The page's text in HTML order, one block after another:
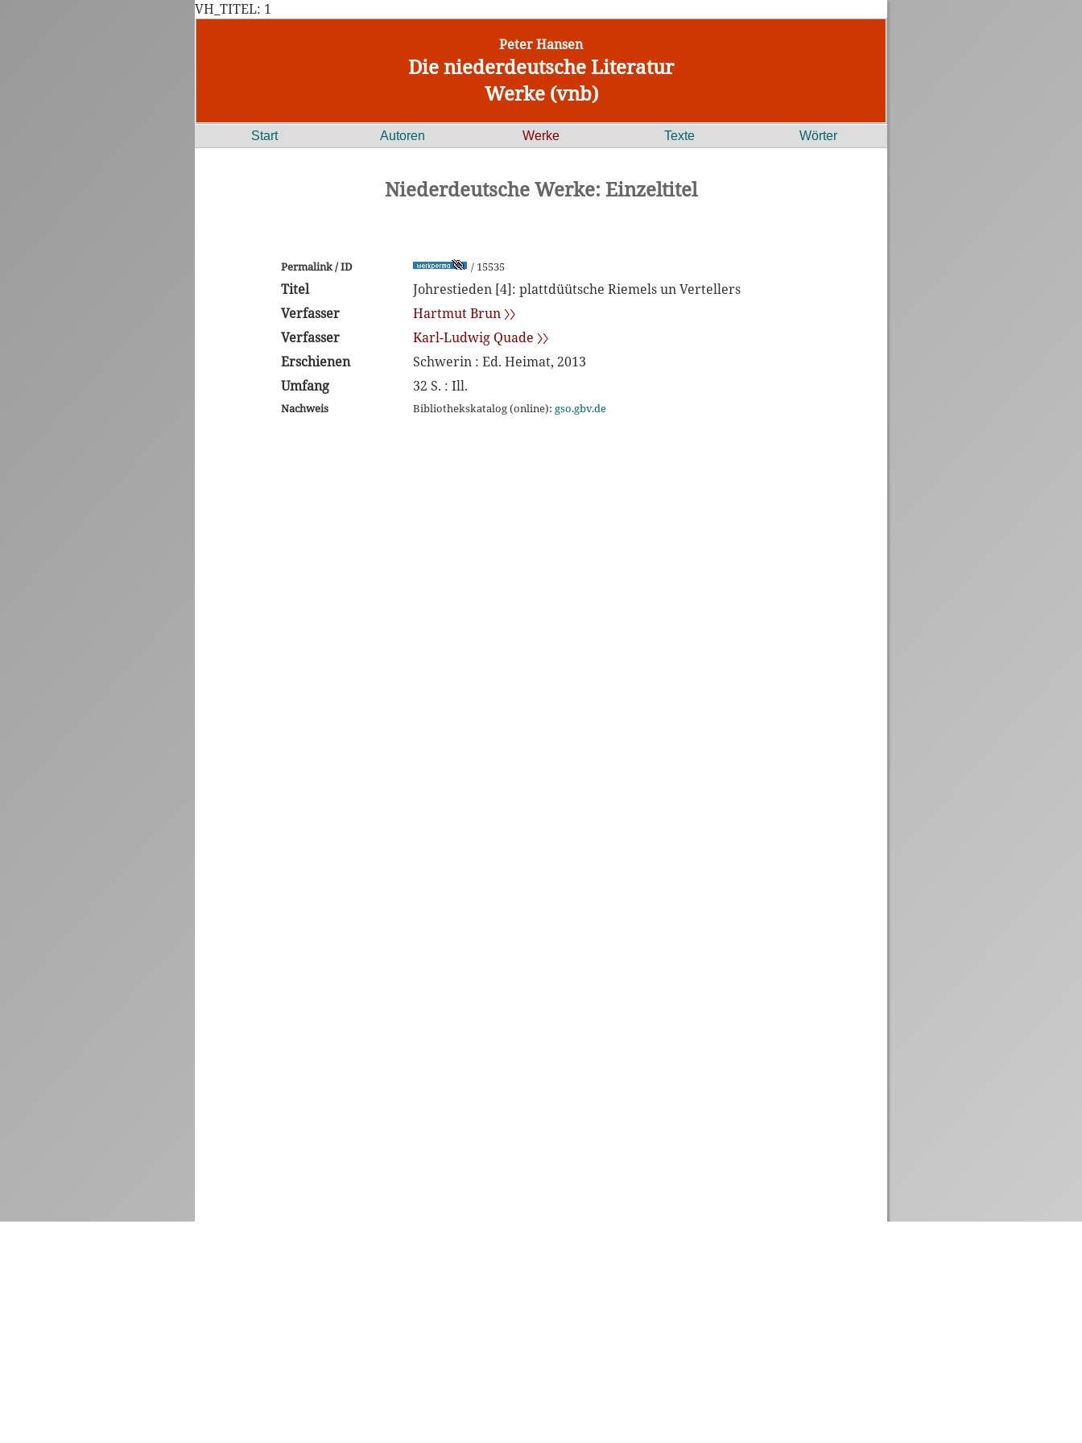
VH_TITEL: 1
Peter Hansen
Die niederdeutsche Literatur
Werke (vnb)
Start Autoren Werke Texte Wörter
Niederdeutsche Werke: Einzeltitel
Permalink / ID / 15535
Titel
Johrestieden [4]: plattdüütsche Riemels un Vertellers
Verfasser
Hartmut Brun 〉〉
Verfasser
Karl-Ludwig Quade 〉〉
Erschienen
Schwerin : Ed. Heimat, 2013
Umfang
32 S. : Ill.
Nachweis Bibliothekskatalog (online): gso.gbv.de